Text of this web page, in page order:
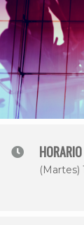
HORARIO
(Martes)